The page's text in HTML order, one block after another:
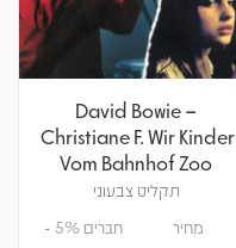
David Bowie –
Christiane F. Wir Kinder
Vom Bahnhof Zoo
תקליט צבעוני
מחיר חברים 5% -